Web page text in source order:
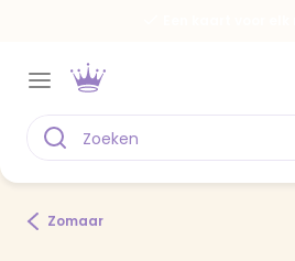
Zomaar